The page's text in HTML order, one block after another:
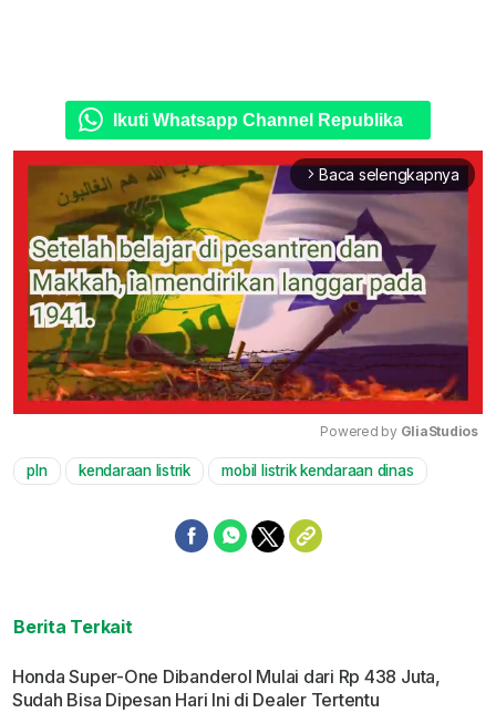
Ikuti Whatsapp Channel Republika
arrow_forward_ios Baca selengkapnya
Mute
Powered by GliaStudios
pln kendaraan listrik mobil listrik kendaraan dinas
Berita Terkait
Honda Super-One Dibanderol Mulai dari Rp 438 Juta,
Sudah Bisa Dipesan Hari Ini di Dealer Tertentu